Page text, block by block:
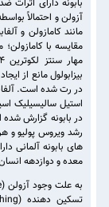
بابونه دارای
آزولن و احتمالاً
مانند کامازولن و
مقایسه با
بیزابولول مانع از
در رت شده است.
استیل سالیسیلیک
در بابونه گزارش
رشد ویروس پولیو و
های بابونه آلمانی
معده و دوازدهه